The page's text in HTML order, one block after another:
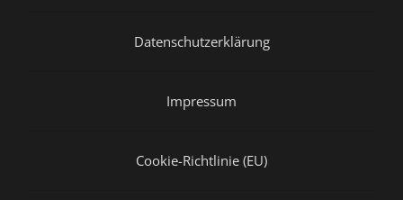
Datenschutzerklärung
Impressum
Cookie-Richtlinie (EU)